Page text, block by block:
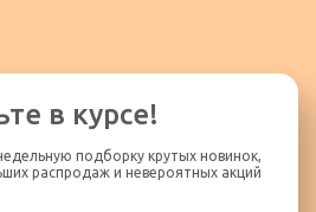
в курсе!
подборку крутых новинок,
распродаж и невероятных акций